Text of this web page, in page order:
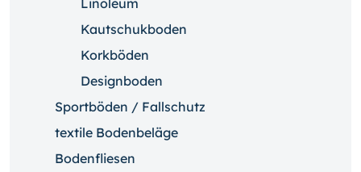
Linoleum
Kautschukboden
Korkböden
Designboden
Sportböden / Fallschutz
textile Bodenbeläge
Bodenfliesen